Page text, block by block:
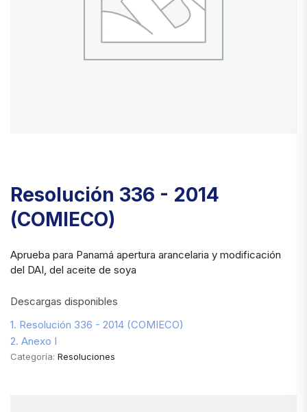
Resolución 336 - 2014
(COMIECO)
Aprueba para Panamá apertura arancelaria y modificación
del DAI, del aceite de soya
Descargas disponibles
1. Resolución 336 - 2014 (COMIECO)
2. Anexo I
Categoría: Resoluciones